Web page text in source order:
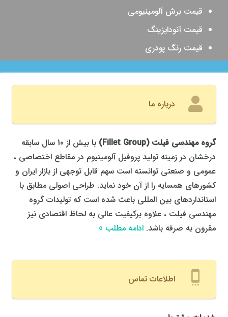
قیمت برش آلومینیومی
قیمت آنودایزینگ
قیمت رنگ پودری
درباره ما
گروه مهندسی فیلت (
Fillet Group
)
با بیش از 10 سال سابقه
درخشان در زمینه تولید پروفیل آلومینیوم در مقاطع اختصاصی ،
عمومی و صنعتی توانسته است سهم قابل توجهی از بازار ایران و
کشورهای همسایه را از آن خود نماید. طراحی اصولی مطابق با
استانداردهای بین المللی باعث شده است که تولیدات گروه
مهندسی فیلت ، علاوه برکیفیت عالی به لحاظ اقتصادی نیز
مقرون به صرفه باشد. ادامه مطلب »
settings_cell اطلاعات تماس